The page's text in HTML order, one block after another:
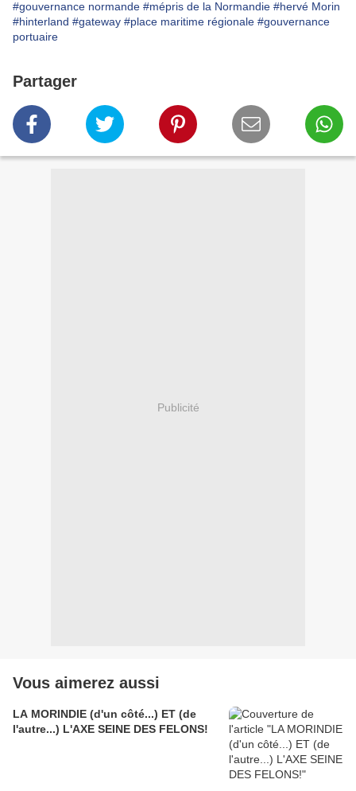
#gouvernance normande #mépris de la Normandie #hervé Morin
#hinterland #gateway #place maritime régionale #gouvernance
portuaire
Partager
Publicité
Vous aimerez aussi
LA MORINDIE (d'un côté...) ET (de
l'autre...) L'AXE SEINE DES FELONS!